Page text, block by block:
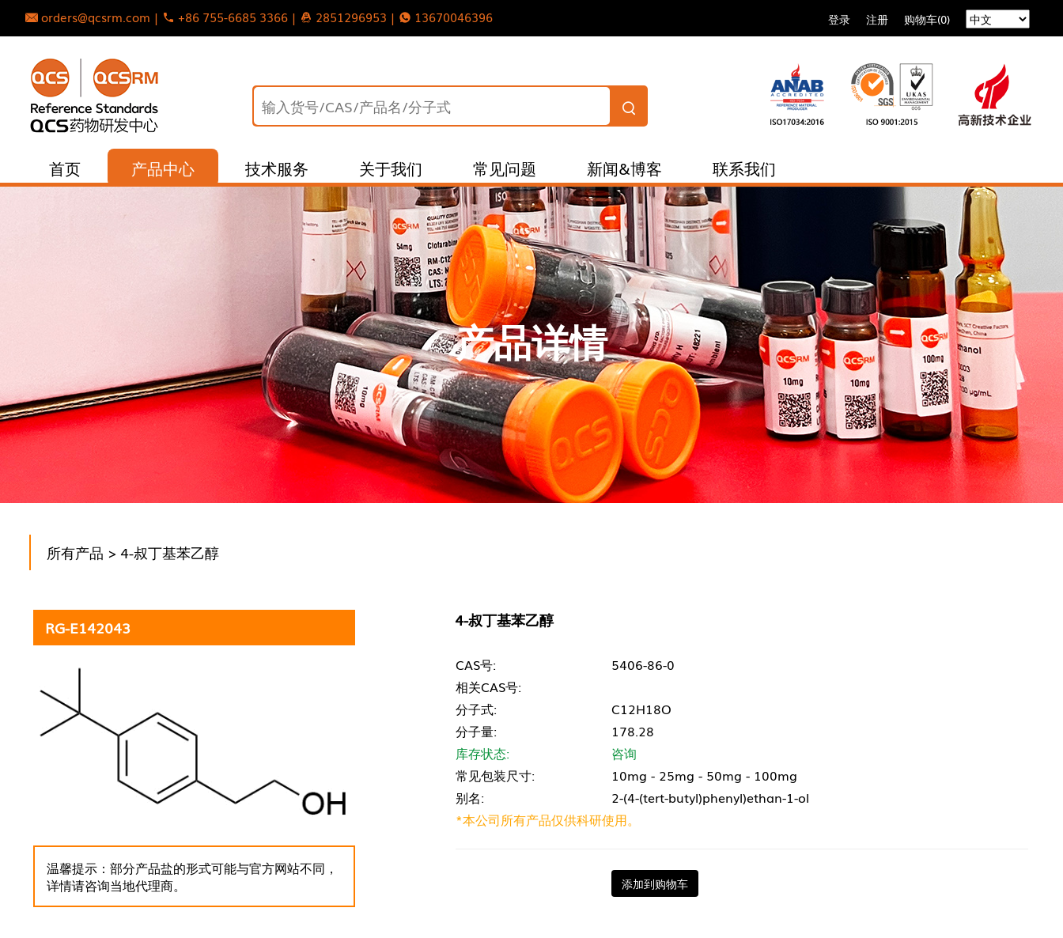
orders@qcsrm.com | +86 755-6685 3366 | 2851296953 | 13670046396 登录 注册 购物车(0)
首页 产品中心 技术服务 关于我们 常见问题 新闻&博客 联系我们
产品详情
所有产品 > 4-叔丁基苯乙醇
RG-E142043
温馨提示：部分产品盐的形式可能与官方网站不同，
详情请咨询当地代理商。
4-叔丁基苯乙醇
CAS号:
5406-86-0
相关CAS号:
分子式:
C12H18O
分子量:
178.28
库存状态:
咨询
常见包装尺寸:
10mg - 25mg - 50mg - 100mg
别名:
2-(4-(tert-butyl)phenyl)ethan-1-ol
*本公司所有产品仅供科研使用。
添加到购物车